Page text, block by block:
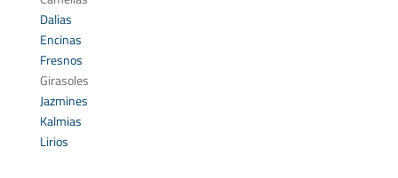
Dalias
Encinas
Fresnos
Girasoles
Jazmines
Kalmias
Lirios